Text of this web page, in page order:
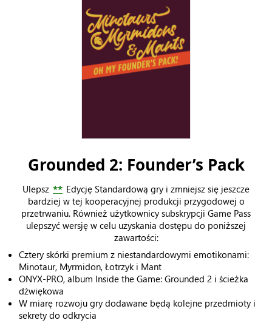
Grounded 2: Founder’s Pack
Ulepsz ** Edycję Standardową gry i zmniejsz się jeszcze
bardziej w tej kooperacyjnej produkcji przygodowej o
przetrwaniu. Również użytkownicy subskrypcji Game Pass
ulepszyć wersję w celu uzyskania dostępu do poniższej
zawartości:
Cztery skórki premium z niestandardowymi emotikonami:
Minotaur, Myrmidon, Łotrzyk i Mant
ONYX-PRO, album Inside the Game: Grounded 2 i ścieżka
dźwiękowa
W miarę rozwoju gry dodawane będą kolejne przedmioty i
sekrety do odkrycia